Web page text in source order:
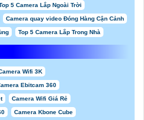
5 Camera Lắp Ngoài Trời
Camera quay video Đóng Hàng Cận Cảnh
Top 5 Camera Lắp Trong Nhà
Wifi 3K
Ebitcam 360
Camera Wifi Giá Rẻ
Camera Kbone Cube